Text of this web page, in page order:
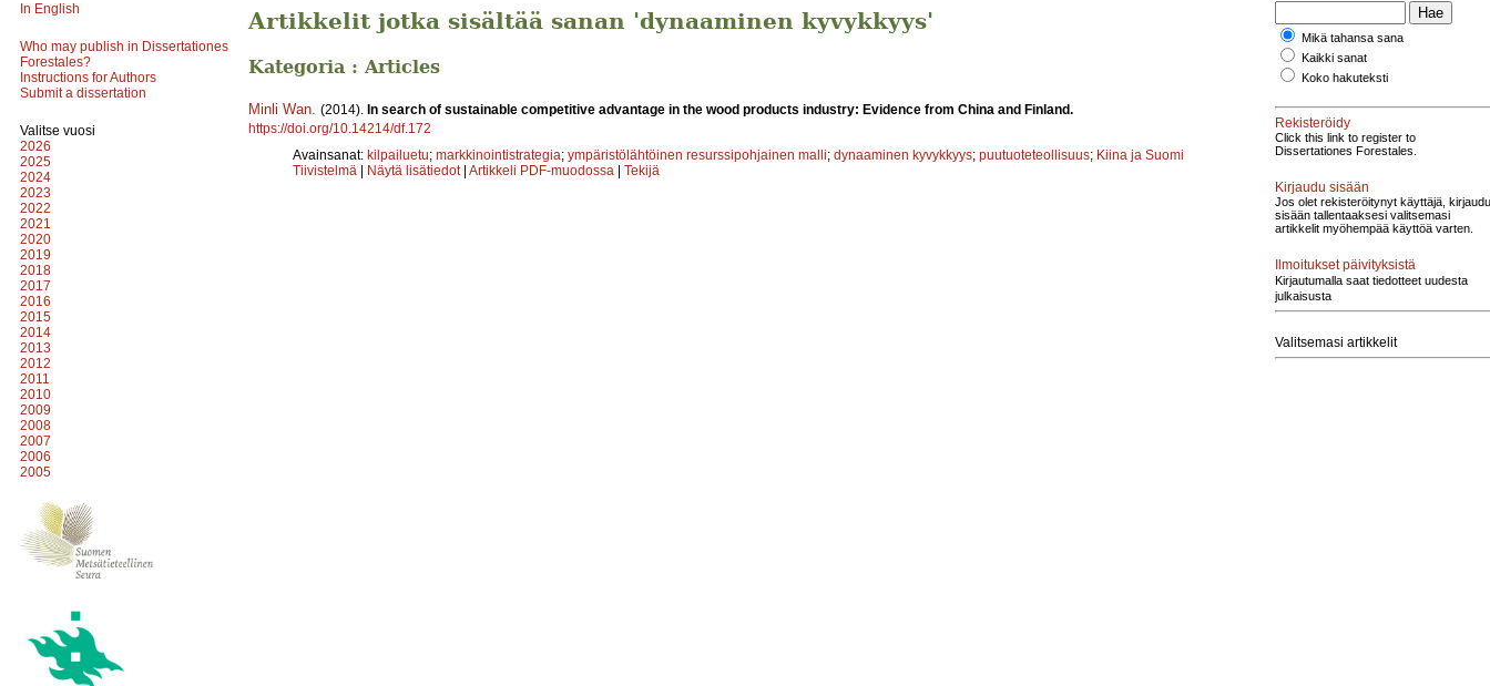
In English
Who may publish in Dissertationes
Forestales?
Instructions for Authors
Submit a dissertation
Valitse vuosi
2026
2025
2024
2023
2022
2021
2020
2019
2018
2017
2016
2015
2014
2013
2012
2011
2010
2009
2008
2007
2006
2005
Artikkelit jotka sisältää sanan 'dynaaminen kyvykkyys'
Kategoria : Articles
Minli Wan (2014). In search of sustainable competitive advantage in the wood products industry: Evidence from China and Finland.
https://doi.org/10.14214/df.172
Avainsanat: kilpailuetu; markkinointistrategia; ympäristölähtöinen resurssipohjainen malli; dynaaminen kyvykkyys; puutuoteteollisuus; Kiina ja Suomi
Tiivistelmä | Näytä lisätiedot | Artikkeli PDF-muodossa | Tekijä
Mikä tahansa sana
Kaikki sanat
Koko hakuteksti
Rekisteröidy
Click this link to register to
Dissertationes Forestales.
Kirjaudu sisään
Jos olet rekisteröitynyt käyttäjä, kirjaudu
sisään tallentaaksesi valitsemasi
artikkelit myöhempää käyttöä varten.
Ilmoitukset päivityksistä
Kirjautumalla saat tiedotteet uudesta
julkaisusta
Valitsemasi artikkelit